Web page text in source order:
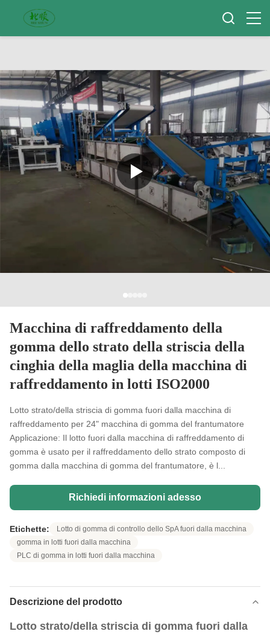
Macchina di raffreddamento della
gomma dello strato della striscia della
cinghia della maglia della macchina di
raffreddamento in lotti ISO2000
Lotto strato/della striscia di gomma fuori dalla macchina di
raffreddamento per 24" macchina di gomma del frantumatore
Applicazione: Il lotto fuori dalla macchina di raffreddamento di
gomma è usato per il raffreddamento dello strato composto di
gomma dalla macchina di gomma del frantumatore, è l...
Richiedi informazioni adesso
Etichette:
Lotto di gomma di controllo dello SpA fuori dalla macchina
gomma in lotti fuori dalla macchina
PLC di gomma in lotti fuori dalla macchina
Descrizione del prodotto
Lotto strato/della striscia di gomma fuori dalla